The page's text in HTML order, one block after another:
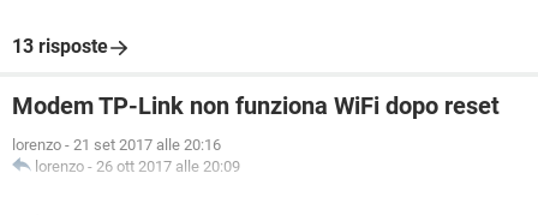
13 risposte
Modem TP-Link non funziona WiFi dopo reset
lorenzo - 21 set 2017 alle 20:16
lorenzo - 26 ott 2017 alle 20:09